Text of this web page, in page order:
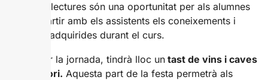
Aquestes lectures són una oportunitat per als alumnes
de compartir amb els assistents els coneixements i
habilitats adquirides durant el curs.
Per tancar la jornada, tindrà lloc un tast de vins i caves
del territori. Aquesta part de la festa permetrà als